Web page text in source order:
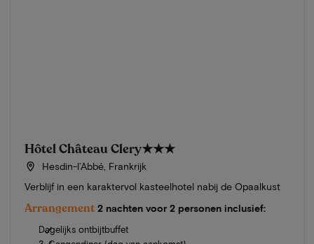
Hôtel Château Clery★★★
Hesdin-l’Abbé, Frankrijk
Verblijf in een karaktervol kasteelhotel nabij de Opaalkust
Arrangement 2 nachten voor 2 personen inclusief:
Dagelijks ontbijtbuffet